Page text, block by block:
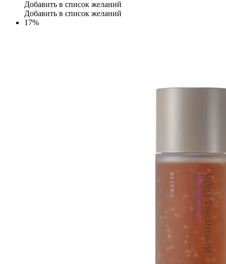
Добавить в список желаний
Добавить в список желаний
17%